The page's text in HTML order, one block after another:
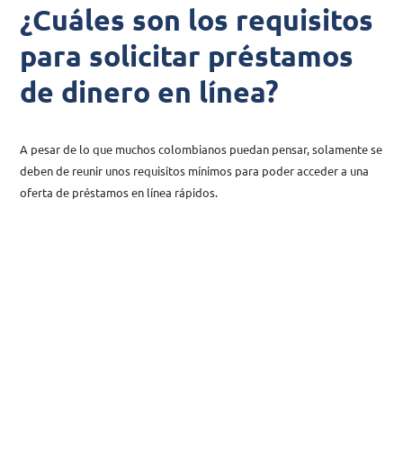
¿Cuáles son los requisitos
para solicitar préstamos
de dinero en línea?
A pesar de lo que muchos colombianos puedan pensar, solamente se
deben de reunir unos requisitos mínimos para poder acceder a una
oferta de préstamos en línea rápidos.